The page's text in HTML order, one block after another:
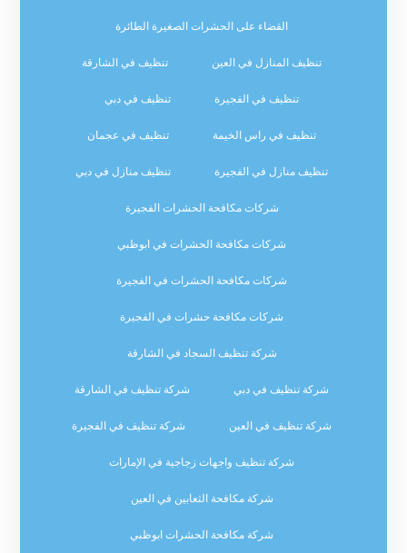
القضاء على الحشرات الصغيرة الطائرة
تنظيف المنازل في العين تنظيف في الشارقة
تنظيف في الفجيرة تنظيف في دبي
تنظيف في راس الخيمة تنظيف في عجمان
تنظيف منازل في الفجيرة تنظيف منازل في دبي
شركات مكافحة الحشرات الفجيرة
شركات مكافحة الحشرات في ابوظبي
شركات مكافحة الحشرات في الفجيرة
شركات مكافحة حشرات في الفجيرة
شركة تنظيف السجاد في الشارقة
شركة تنظيف في دبي شركة تنظيف في الشارقة
شركة تنظيف في العين شركة تنظيف في الفجيرة
شركة تنظيف واجهات زجاجية في الإمارات
شركة مكافحة الثعابين في العين
شركة مكافحة الحشرات ابوظبي